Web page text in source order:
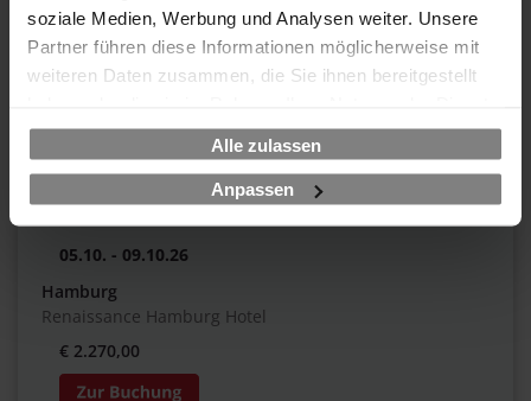
soziale Medien, Werbung und Analysen weiter. Unsere
Partner führen diese Informationen möglicherweise mit
weiteren Daten zusammen, die Sie ihnen bereitgestellt
gesammelt haben.
Alle zulassen
Anpassen
21.09. - 25.09.26
Garantierter Termin
05.10. - 09.10.26
Hamburg
Renaissance Hamburg Hotel
€ 2.270,00